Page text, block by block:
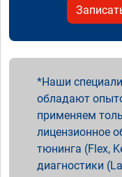
Наши
обладают
применяем
лицензионное
тюнинга (Flex,
диагностики